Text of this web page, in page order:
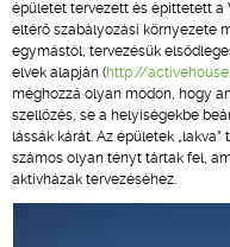
épületet tervezett és építtetett a
eltérő szabályozási környezete
egymástól, tervezésük
elvek alapján (http://
méghozzá olyan módon, hogy
szellőzés, se a helyiségekbe
lássák kárát. Az épületek
számos olyan tényt tártak fel,
aktívházak tervezéséhez.